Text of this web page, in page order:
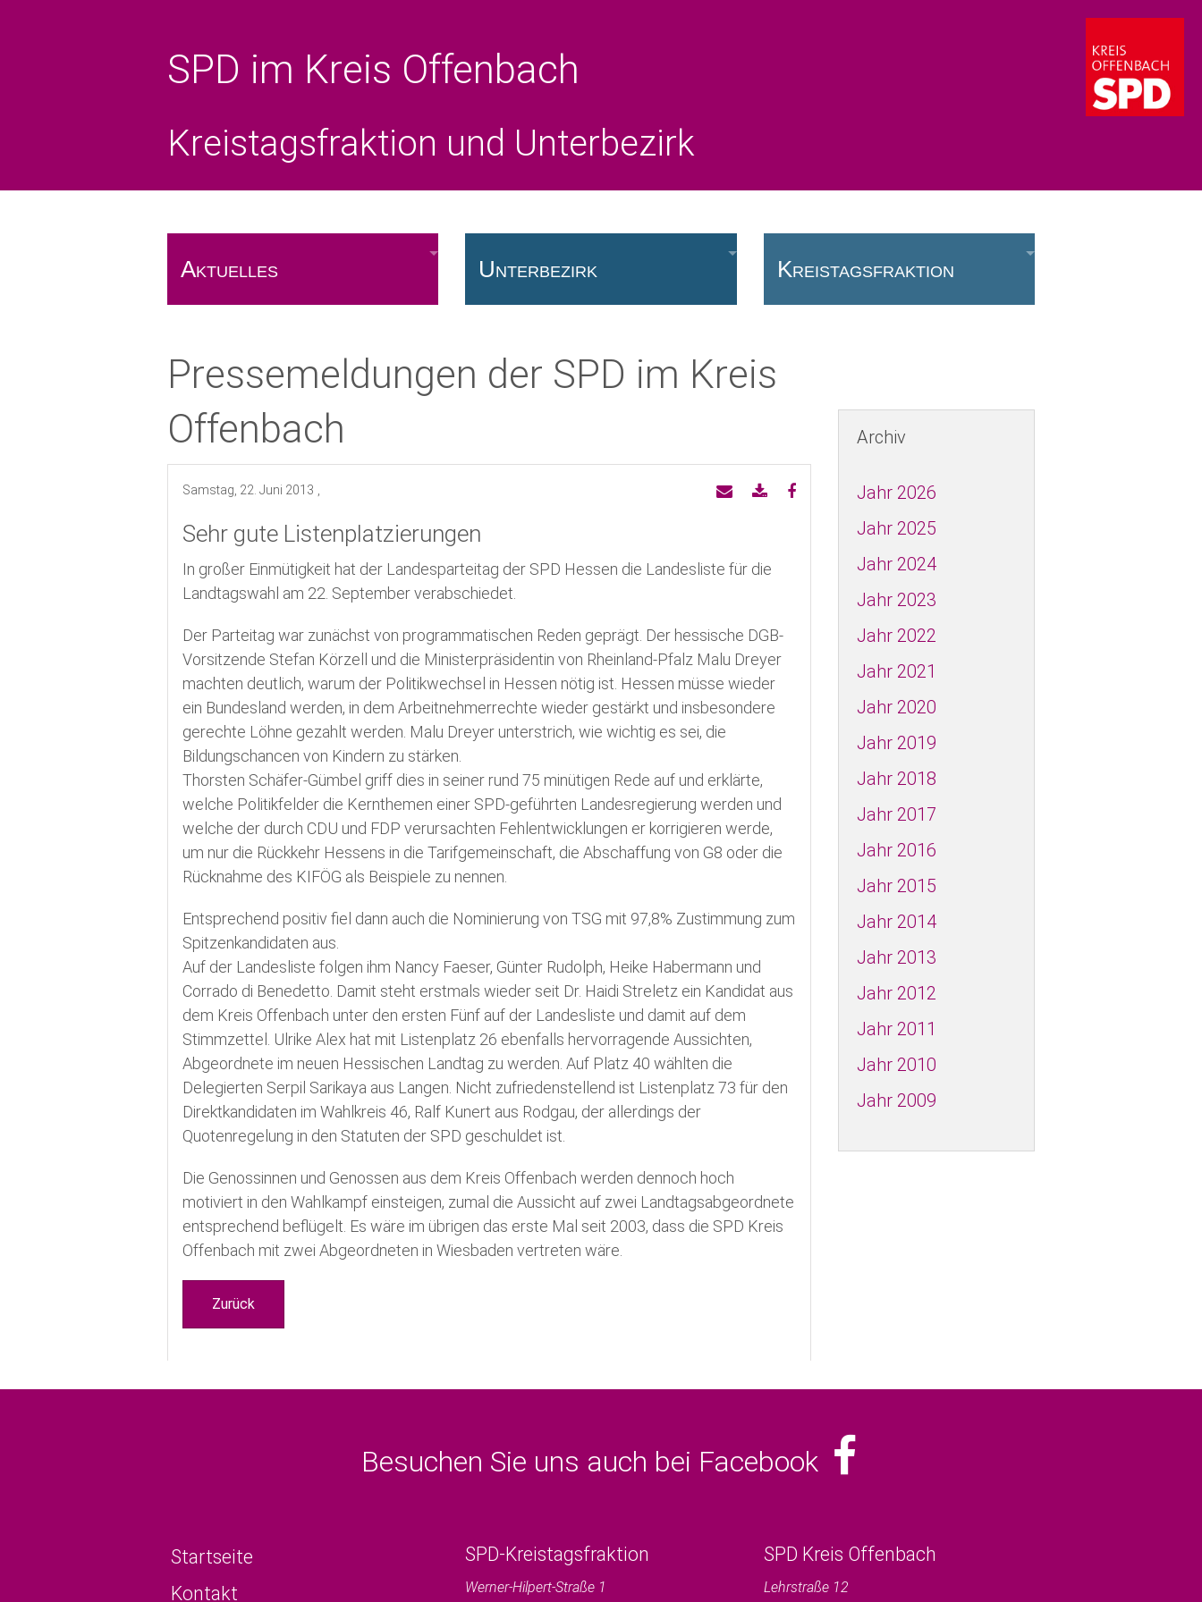
SPD im Kreis Offenbach
Kreistagsfraktion und Unterbezirk
Aktuelles
Pressemeldungen
Termine
Kreistagswahl 2026
Kurzprogramm zur Kreistagswahl
Kandidierende zur Kreistagswahl
Transparenzhinweis
Unterbezirk
SPD vor Ort
Jusos in der SPD
AfA
AG 60plus
Pressemeldungen UB
Satzung
Bürgermeister im Kreis Offenbach
Landtag
Bundestag
Europaparlament
Kreistagsfraktion
News - Kreistagsfraktion
Pressemeldungen der SPD im Kreis
Offenbach
Samstag, 22. Juni 2013
Sehr gute Listenplatzierungen
In großer Einmütigkeit hat der Landesparteitag der SPD Hessen die Landesliste für die
Landtagswahl am 22. September verabschiedet.
Der Parteitag war zunächst von programmatischen Reden geprägt. Der hessische DGB-
Vorsitzende Stefan Körzell und die Ministerpräsidentin von Rheinland-Pfalz Malu Dreyer
machten deutlich, warum der Politikwechsel in Hessen nötig ist. Hessen müsse wieder
ein Bundesland werden, in dem Arbeitnehmerrechte wieder gestärkt und insbesondere
gerechte Löhne gezahlt werden. Malu Dreyer unterstrich, wie wichtig es sei, die
Bildungschancen von Kindern zu stärken.
Thorsten Schäfer-Gümbel griff dies in seiner rund 75 minütigen Rede auf und erklärte,
welche Politikfelder die Kernthemen einer SPD-geführten Landesregierung werden und
welche der durch CDU und FDP verursachten Fehlentwicklungen er korrigieren werde,
um nur die Rückkehr Hessens in die Tarifgemeinschaft, die Abschaffung von G8 oder die
Rücknahme des KIFÖG als Beispiele zu nennen.
Entsprechend positiv fiel dann auch die Nominierung von TSG mit 97,8% Zustimmung zum
Spitzenkandidaten aus.
Auf der Landesliste folgen ihm Nancy Faeser, Günter Rudolph, Heike Habermann und
Corrado di Benedetto. Damit steht erstmals wieder seit Dr. Haidi Streletz ein Kandidat aus
dem Kreis Offenbach unter den ersten Fünf auf der Landesliste und damit auf dem
Stimmzettel. Ulrike Alex hat mit Listenplatz 26 ebenfalls hervorragende Aussichten,
Abgeordnete im neuen Hessischen Landtag zu werden. Auf Platz 40 wählten die
Delegierten Serpil Sarikaya aus Langen. Nicht zufriedenstellend ist Listenplatz 73 für den
Direktkandidaten im Wahlkreis 46, Ralf Kunert aus Rodgau, der allerdings der
Quotenregelung in den Statuten der SPD geschuldet ist.
Die Genossinnen und Genossen aus dem Kreis Offenbach werden dennoch hoch
motiviert in den Wahlkampf einsteigen, zumal die Aussicht auf zwei Landtagsabgeordnete
entsprechend beflügelt. Es wäre im übrigen das erste Mal seit 2003, dass die SPD Kreis
Offenbach mit zwei Abgeordneten in Wiesbaden vertreten wäre.
Zurück
Archiv
Jahr 2026
Jahr 2025
Jahr 2024
Jahr 2023
Jahr 2022
Jahr 2021
Jahr 2020
Jahr 2019
Jahr 2018
Jahr 2017
Jahr 2016
Jahr 2015
Jahr 2014
Jahr 2013
Jahr 2012
Jahr 2011
Jahr 2010
Jahr 2009
Besuchen Sie uns auch bei Facebook
Startseite
Kontakt
SPD-Kreistagsfraktion
Werner-Hilpert-Straße 1
SPD Kreis Offenbach
Lehrstraße 12